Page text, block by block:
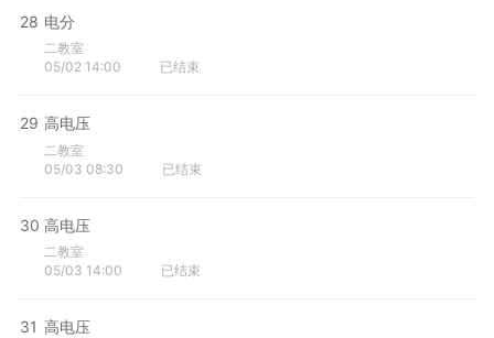
28 电分
二教室
05/02 14:00
已结束
29 高电压
二教室
05/03 08:30
已结束
30 高电压
二教室
05/03 14:00
已结束
31 高电压